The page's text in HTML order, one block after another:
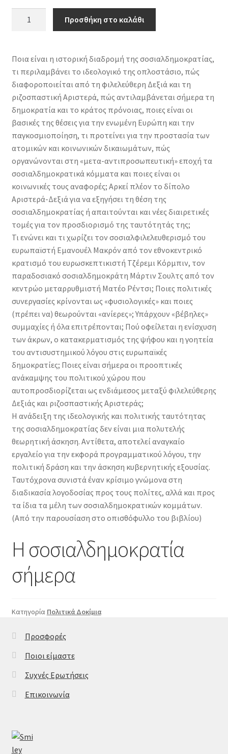
σοσιαλδημοκρατία
Προσθήκη στο καλάθι
Ποια είναι η ιστορική διαδρομή της σοσιαλδημοκρατίας,
τι περιλαμβάνει το ιδεολογικό της οπλοστάσιο, πώς
διαφοροποιείται από τη φιλελεύθερη Δεξιά και τη
ριζοσπαστική Αριστερά, πώς αντιλαμβάνεται σήμερα τη
δημοκρατία και το κράτος πρόνοιας, ποιες είναι οι
βασικές της θέσεις για την ενωμένη Ευρώπη και την
παγκοσμιοποίηση, τι προτείνει για την προστασία των
ατομικών και κοινωνικών δικαιωμάτων, πώς
οργανώνονται στη «μετα-αντιπροσωπευτική» εποχή τα
σοσιαλδημοκρατικά κόμματα και ποιες είναι οι
κοινωνικές τους αναφορές; Αρκεί πλέον το δίπολο
Αριστερά-Δεξιά για να εξηγήσει τη θέση της
σοσιαλδημοκρατίας ή απαιτούνται και νέες διαιρετικές
τομές για τον προσδιορισμό της ταυτότητάς της;
Τι ενώνει και τι χωρίζει τον σοσιαλφιλελευθερισμό του
ευρωπαϊστή Εμανουέλ Μακρόν από τον εθνοκεντρικό
κρατισμό του ευρωσκεπτικιστή Τζέρεμι Κόρμπιν, τον
παραδοσιακό σοσιαλδημοκράτη Μάρτιν Σουλτς από τον
κεντρώο μεταρρυθμιστή Ματέο Ρέντσι; Ποιες πολιτικές
συνεργασίες κρίνονται ως «φυσιολογικές» και ποιες
(πρέπει να) θεωρούνται «ανίερες»; Υπάρχουν «βέβηλες»
συμμαχίες ή όλα επιτρέπονται; Πού οφείλεται η ενίσχυση
των άκρων, ο κατακερματισμός της ψήφου και η γοητεία
του αντισυστημικού λόγου στις ευρωπαϊκές
δημοκρατίες; Ποιες είναι σήμερα οι προοπτικές
ανάκαμψης του πολιτικού χώρου που
αυτοπροσδιορίζεται ως ενδιάμεσος μεταξύ φιλελεύθερης
Δεξιάς και ριζοσπαστικής Αριστεράς;
Η ανάδειξη της ιδεολογικής και πολιτικής ταυτότητας
της σοσιαλδημοκρατίας δεν είναι μια πολυτελής
θεωρητική άσκηση. Αντίθετα, αποτελεί αναγκαίο
εργαλείο για την εκφορά προγραμματικού λόγου, την
πολιτική δράση και την άσκηση κυβερνητικής εξουσίας.
Ταυτόχρονα συνιστά έναν κρίσιμο γνώμονα στη
διαδικασία λογοδοσίας προς τους πολίτες, αλλά και προς
τα ίδια τα μέλη των σοσιαλδημοκρατικών κομμάτων.
(Από την παρουσίαση στο οπισθόφυλλο του βιβλίου)
Η σοσιαλδημοκρατία
σήμερα
Κατηγορία Πολιτικά Δοκίμια
Προσφορές
Ποιοι είμαστε
Συχνές Ερωτήσεις
Επικοινωνία